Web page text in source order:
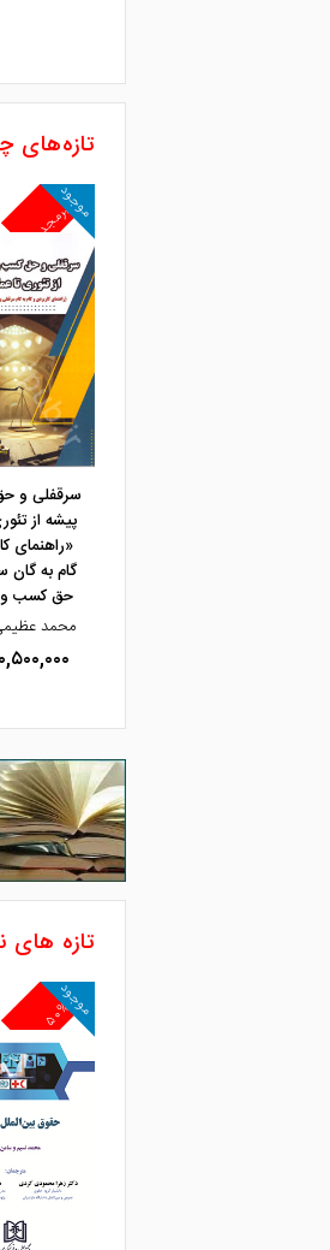
تازه‌های
غیرمجد
موجود
سرقفلی و
پیشه از
«راهنمای
گام به گان
حق کسب و
محمد
۱۰,۵۰۰,۰۰۰
تازه های
۵۰%
موجود